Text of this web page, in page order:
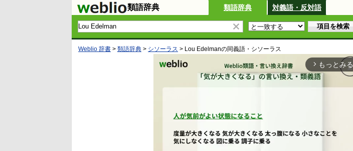
類語辞典 類語辞典 対義語・反対語
Weblio 辞書 > 類語辞典 > シソーラス > Lou Edelmanの同義語・シソーラス
arrow_forward_ios もっとみる